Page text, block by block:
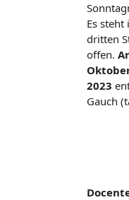
Es
dritten
offen.
2023
Gauch